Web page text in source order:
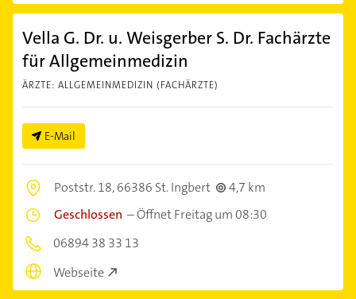
Vella G. Dr. u. Weisgerber S. Dr. Fachärzte
für Allgemeinmedizin
ÄRZTE: ALLGEMEINMEDIZIN (FACHÄRZTE)
E-Mail
Poststr. 18,66386 St. Ingbert
4,7 km
Geschlossen –Öffnet Freitag um 08:30
06894 38 33 13
Webseite